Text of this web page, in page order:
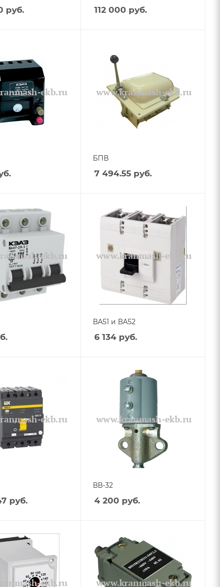
руб. 112 000 руб.
БПВ
7 494.55 руб.
ВА51 и ВА52
6 134 руб.
руб.
ВВ-32
4 200 руб.